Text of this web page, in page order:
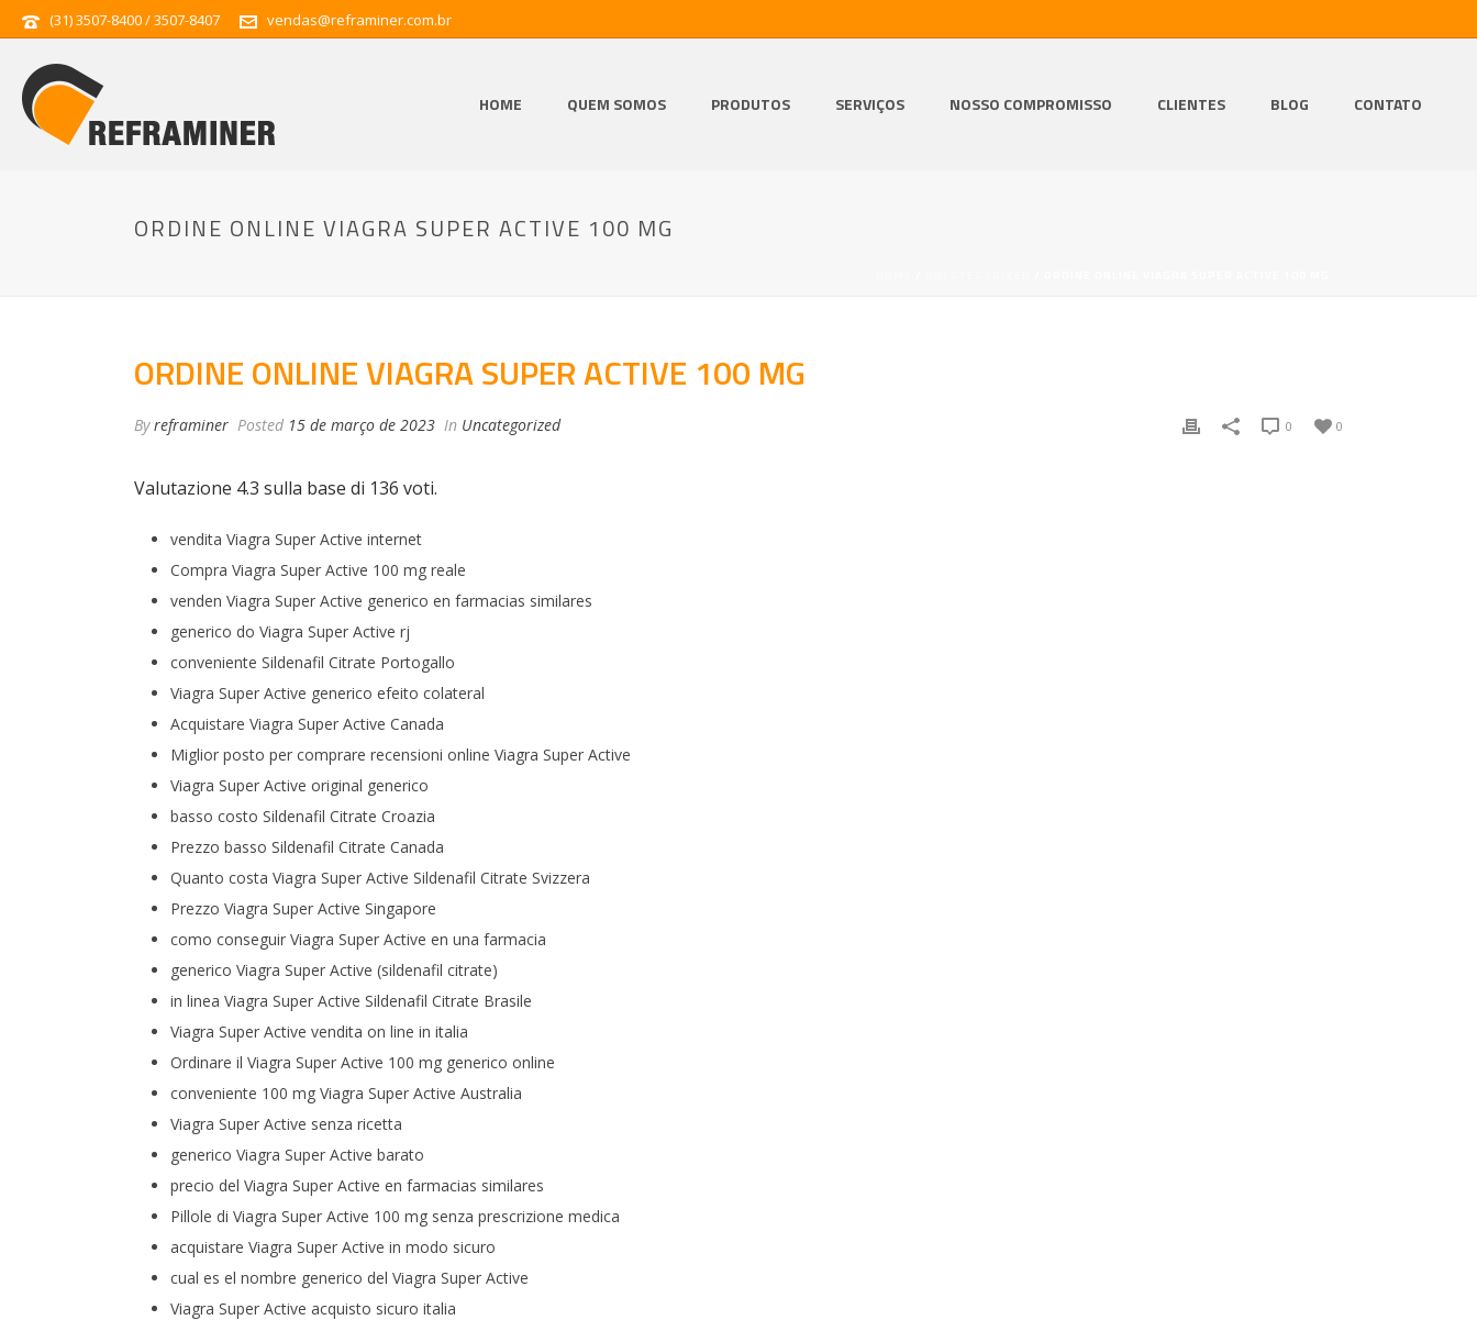
(31) 3507-8400 / 3507-8407 vendas@reframiner.com.br
HOME QUEM SOMOS PRODUTOS SERVIÇOS NOSSO COMPROMISSO CLIENTES BLOG CONTATO
ORDINE ONLINE VIAGRA SUPER ACTIVE 100 MG
ORDINE ONLINE VIAGRA SUPER ACTIVE 100 MG
Byreframiner Posted 15 de março de 2023 In Uncategorized 0
0
Valutazione 4.3 sulla base di 136 voti.
vendita Viagra Super Active internet
Compra Viagra Super Active 100 mg reale
venden Viagra Super Active generico en farmacias similares
generico do Viagra Super Active rj
conveniente Sildenafil Citrate Portogallo
Viagra Super Active generico efeito colateral
Acquistare Viagra Super Active Canada
Miglior posto per comprare recensioni online Viagra Super Active
Viagra Super Active original generico
basso costo Sildenafil Citrate Croazia
Prezzo basso Sildenafil Citrate Canada
Quanto costa Viagra Super Active Sildenafil Citrate Svizzera
Prezzo Viagra Super Active Singapore
como conseguir Viagra Super Active en una farmacia
generico Viagra Super Active (sildenafil citrate)
in linea Viagra Super Active Sildenafil Citrate Brasile
Viagra Super Active vendita on line in italia
Ordinare il Viagra Super Active 100 mg generico online
conveniente 100 mg Viagra Super Active Australia
Viagra Super Active senza ricetta
generico Viagra Super Active barato
precio del Viagra Super Active en farmacias similares
Pillole di Viagra Super Active 100 mg senza prescrizione medica
acquistare Viagra Super Active in modo sicuro
cual es el nombre generico del Viagra Super Active
Viagra Super Active acquisto sicuro italia